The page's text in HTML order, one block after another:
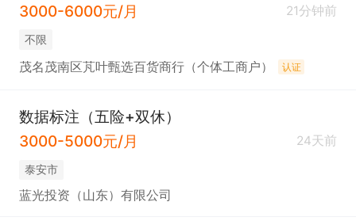
3000-6000元/月
21分钟前
不限
茂名茂南区芃叶甄选百货商行（个体工商户） 认证
数据标注（五险+双休）
3000-5000元/月
24天前
泰安市
蓝光投资（山东）有限公司